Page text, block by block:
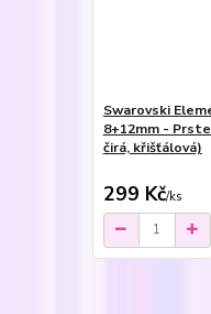
Swarovski
8+12mm -
čirá, křišťálová)
299 Kč/ks